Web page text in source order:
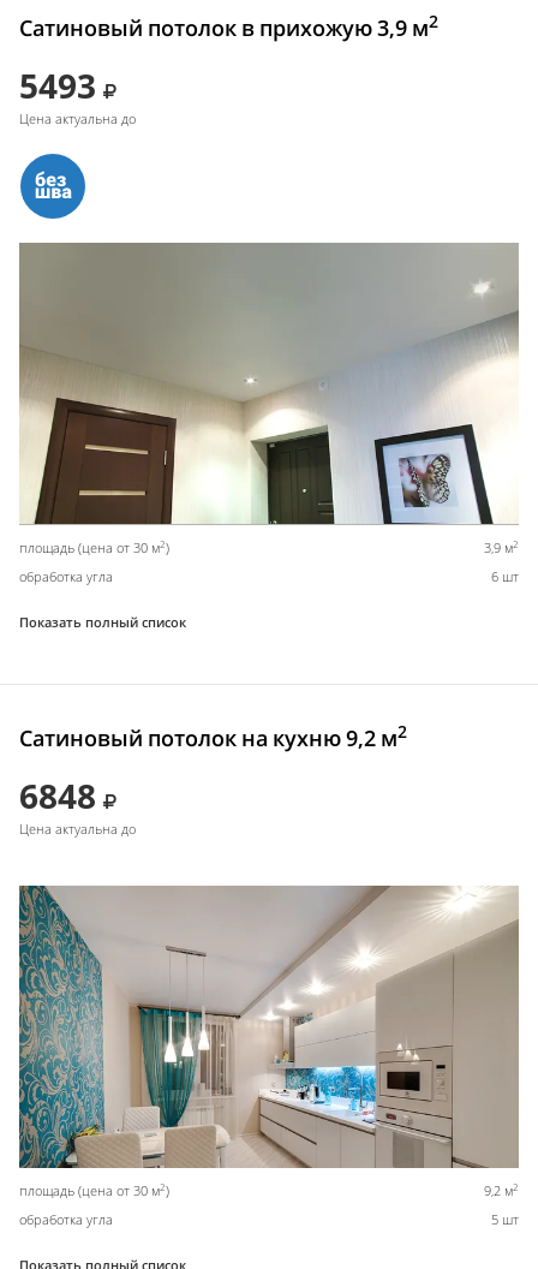
Сатиновый потолок в прихожую 3,9 м2
5493
Цена актуальна до
площадь (цена от 30 м2) 3,9 м2
обработка угла 6 шт
Показать полный список
Сатиновый потолок на кухню 9,2 м2
6848
Цена актуальна до
площадь (цена от 30 м2) 9,2 м2
обработка угла 5 шт
Показать полный список